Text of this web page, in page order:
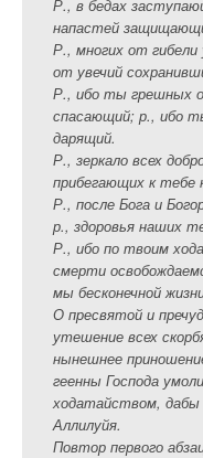
Р., в бедах
напастей
Р., многих от
от увечий
Р., ибо ты грешных
спасающий; р., ибо
дарящий.
Р., зеркало всех
прибегающих к тебе
Р., после Бога и
р., здоровья наших
Р., ибо по твоим
смерти
мы бесконечной
О пресвятой и
утешение всех
нынешнее
геенны Господа
ходатайством,
Аллилуйя.
Повтор первого